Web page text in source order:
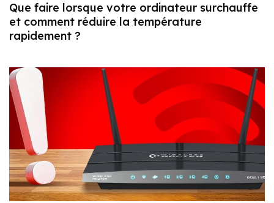
Que faire lorsque votre ordinateur surchauffe
et comment réduire la température
rapidement ?